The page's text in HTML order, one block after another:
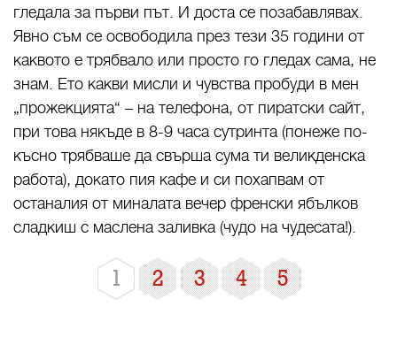
гледала за първи път. И доста се позабавлявах.
Явно съм се освободила през тези 35 години от
каквото е трябвало или просто го гледах сама, не
знам. Ето какви мисли и чувства пробуди в мен
„прожекцията“ – на телефона, от пиратски сайт,
при това някъде в 8-9 часа сутринта (понеже по-
късно трябваше да свърша сума ти великденска
работа), докато пия кафе и си похапвам от
останалия от миналата вечер френски ябълков
сладкиш с маслена заливка (чудо на чудесата!).
1 2 3 4 5